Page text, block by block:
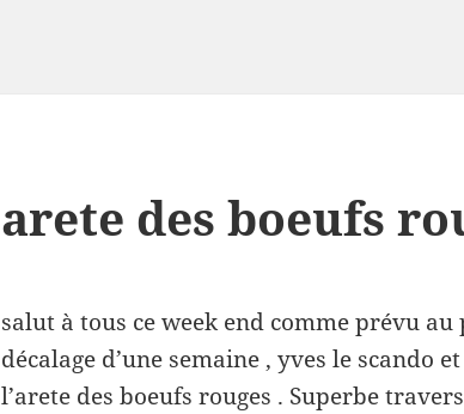
arete des boeufs
salut à tous ce week end comme prévu
décalage d’une semaine , yves le scando
l’arete des boeufs rouges . Superbe